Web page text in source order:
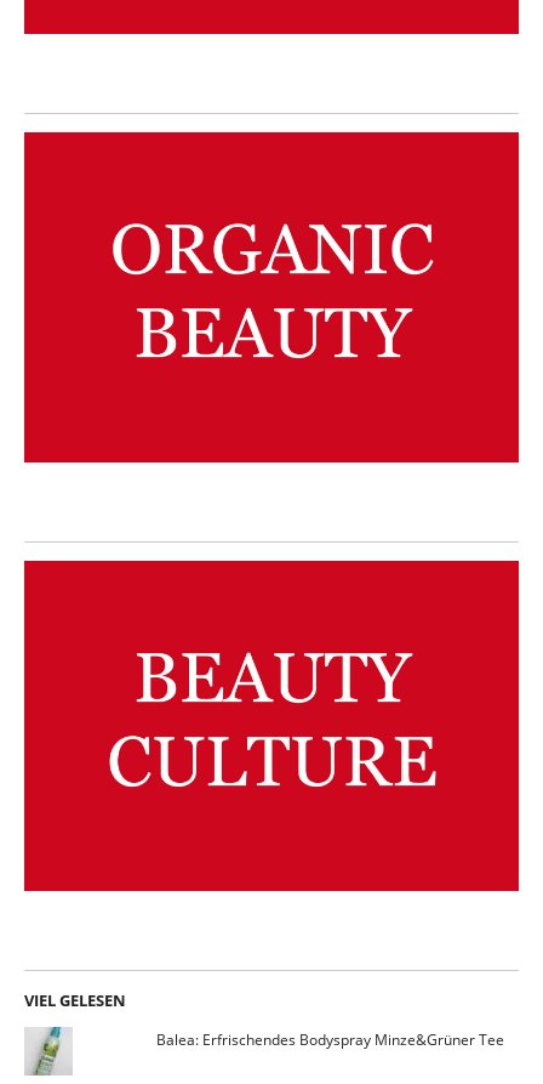
VIEL GELESEN
Balea: Erfrischendes Bodyspray Minze&Grüner Tee